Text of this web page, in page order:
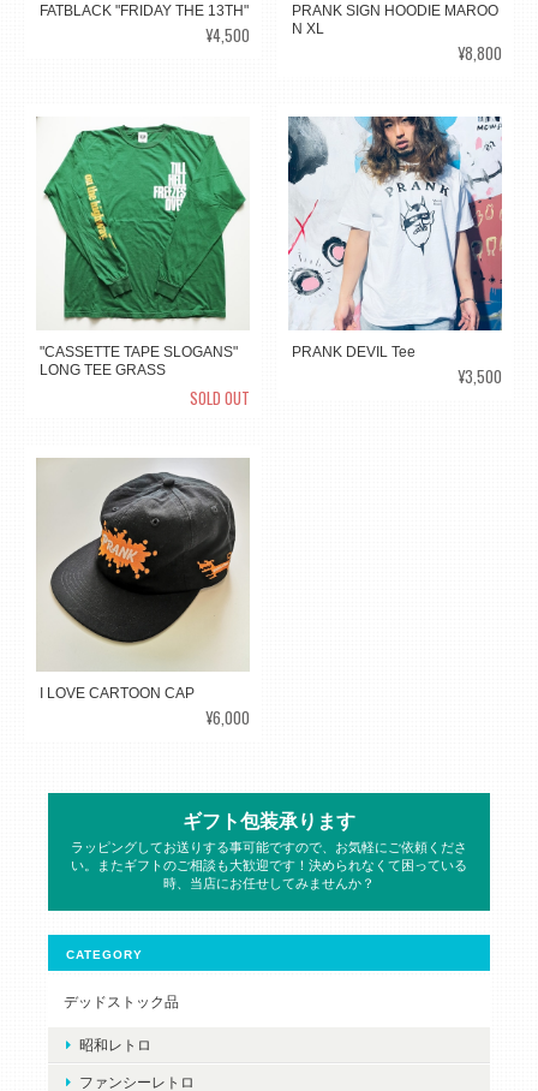
FATBLACK "FRIDAY THE 13TH"
¥4,500
PRANK SIGN HOODIE MAROO
N XL
¥8,800
"CASSETTE TAPE SLOGANS"
LONG TEE GRASS
SOLD OUT
PRANK DEVIL Tee
¥3,500
I LOVE CARTOON CAP
¥6,000
ギフト包装承ります
ラッピングしてお送りする事可能ですので、お気軽にご依頼くださ
い。またギフトのご相談も大歓迎です！決められなくて困っている
時、当店にお任せしてみませんか？
CATEGORY
デッドストック品
昭和レトロ
ファンシーレトロ